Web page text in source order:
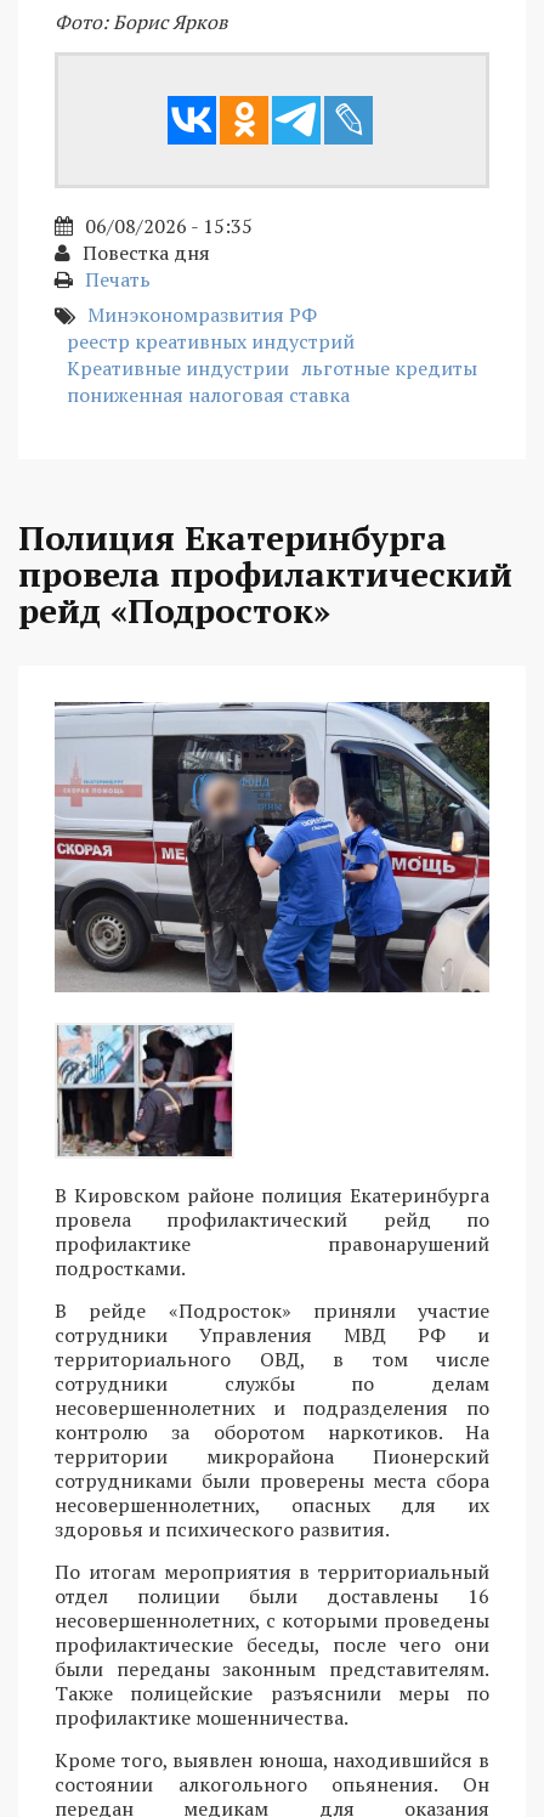
Фото: Борис Ярков
06/08/2026 - 15:35
Повестка дня
Печать
Минэкономразвития РФ
реестр креативных индустрий
Креативные индустрии льготные кредиты
пониженная налоговая ставка
Полиция Екатеринбурга
провела профилактический
рейд «Подросток»
В Кировском районе полиция Екатеринбурга
провела профилактический рейд по
профилактике правонарушений
подростками.
В рейде «Подросток» приняли участие
сотрудники Управления МВД РФ и
территориального ОВД, в том числе
сотрудники службы по делам
несовершеннолетних и подразделения по
контролю за оборотом наркотиков. На
территории микрорайона Пионерский
сотрудниками были проверены места сбора
несовершеннолетних, опасных для их
здоровья и психического развития.
По итогам мероприятия в территориальный
отдел полиции были доставлены 16
несовершеннолетних, с которыми проведены
профилактические беседы, после чего они
были переданы законным представителям.
Также полицейские разъяснили меры по
профилактике мошенничества.
Кроме того, выявлен юноша, находившийся в
состоянии алкогольного опьянения. Он
передан медикам для оказания